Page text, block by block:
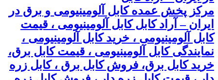
مرکز پخش عمده کابل آلومینیومی و برق در
ایران – آراد کابل کابل آلومینیومی ، قیمت
کابل آلومینیومی ، خرید کابل آلومینیومی ،
نمایندگی کابل آلومینیومی ، قیمت کابل برق،
خرید کابل برق، فروش کابل برق ، کابل زره